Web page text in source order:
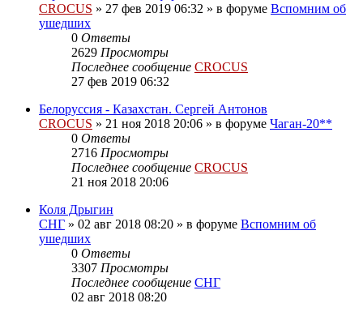
CROCUS » 27 фев 2019 06:32 » в форуме Вспомним об
ушедших
0 Ответы
2629 Просмотры
Последнее сообщение CROCUS
27 фев 2019 06:32
Белоруссия - Казахстан. Сергей Антонов
CROCUS » 21 ноя 2018 20:06 » в форуме Чаган-20**
0 Ответы
2716 Просмотры
Последнее сообщение CROCUS
21 ноя 2018 20:06
Коля Дрыгин
СНГ » 02 авг 2018 08:20 » в форуме Вспомним об
ушедших
0 Ответы
3307 Просмотры
Последнее сообщение СНГ
02 авг 2018 08:20